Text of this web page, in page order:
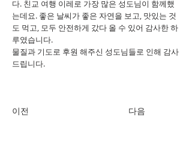
다. 친교 여행 이레로 가장 많은 성도님이 함께했
는데요. 좋은 날씨가 좋은 자연을 보고, 맛있는 것
도 먹고, 모두 안전하게 갔다 올 수 있어 감사한 하
루였습니다.
물질과 기도로 후원 해주신 성도님들로 인해 감사
드립니다.
이전 다음